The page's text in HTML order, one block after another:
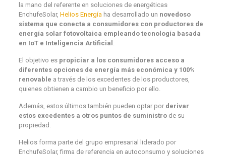
la mano del referente en soluciones de energéticas
EnchufeSolar, Helios Energía ha desarrollado un novedoso
sistema que conecta a consumidores con productores de
energía solar fotovoltaica empleando tecnología basada
en IoT e Inteligencia Artificial
El objetivo espropiciar a los consumidores acceso a
diferentes opciones de energía más económica y 100%
renovable a través de los excedentes de los productores,
quienes obtienen a cambio un beneficio por ello.
Además, estos últimos también pueden optar por derivar
estos excedentes a otros puntos de suministrode su
propiedad.
Helios forma parte del grupo empresarial liderado por
EnchufeSolar, firma de referencia en autoconsumo y soluciones